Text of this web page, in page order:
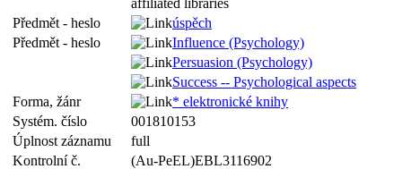
affiliated libraries
Předmět - heslo
úspěch
Předmět - heslo
Influence (Psychology)
Persuasion (Psychology)
Success -- Psychological aspects
Forma, žánr
* elektronické knihy
Systém. číslo
001810153
Úplnost záznamu
full
Kontrolní č.
(Au-PeEL)EBL3116902